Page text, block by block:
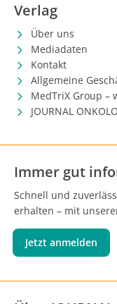
Verlag
Über uns
Mediadaten
Kontakt
Allgemeine
MedTriX Group –
JOURNAL
Immer gut
Schnell und
erhalten – mit
Jetzt anmelden